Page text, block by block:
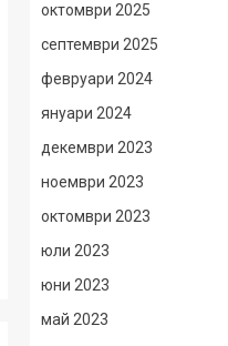
октомври 2025
септември 2025
февруари 2024
януари 2024
декември 2023
ноември 2023
октомври 2023
юли 2023
юни 2023
май 2023